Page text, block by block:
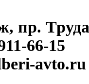
пр.
66-15
avto.ru